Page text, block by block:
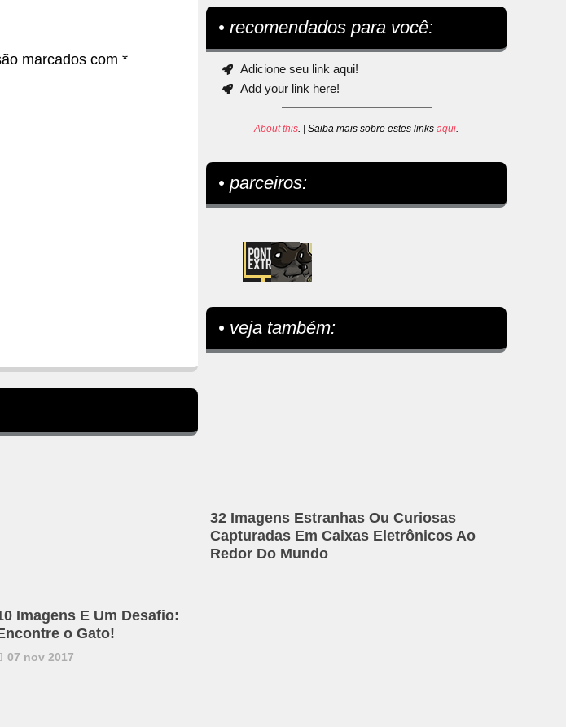
marcados com *
Imagens E Um Desafio:
o Gato!
07 nov 2017
• recomendados para você:
Adicione seu link aqui!
Add your link here!
About this. | Saiba mais sobre estes linksaqui.
• parceiros:
• veja também:
32 Imagens Estranhas Ou Curiosas
Capturadas Em Caixas Eletrônicos Ao
Redor Do Mundo